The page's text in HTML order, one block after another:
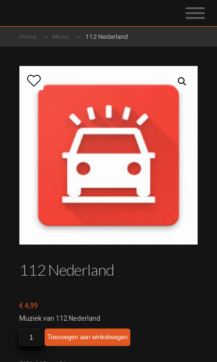
Home Music 112 Nederland
112 Nederland
€ 4,99
Muziek van 112 Nederland
Nederland
Toevoegen aan winkelwagen